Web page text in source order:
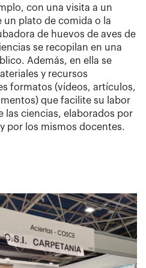
con una visita a un
un plato de comida o la
de huevos de aves de
se recopilan en una
Además, en ella se
y recursos
formatos (vídeos, artículos,
que facilite su labor
las ciencias, elaborados por
por los mismos docentes.